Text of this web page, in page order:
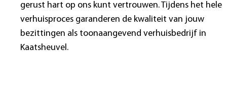
gerust hart op ons kunt vertrouwen. Tijdens het hele
verhuisproces garanderen de kwaliteit van jouw
bezittingen als toonaangevend verhuisbedrijf in
Kaatsheuvel.